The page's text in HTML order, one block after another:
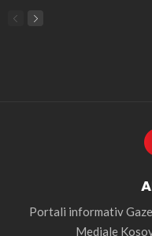
Portali informativ
Mediale